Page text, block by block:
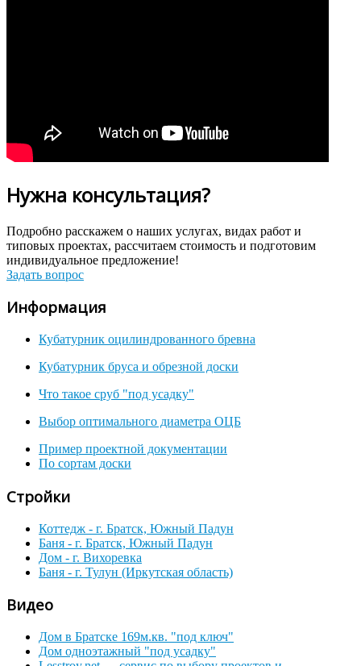
Нужна консультация?
Подробно расскажем о наших услугах, видах работ и
типовых проектах, рассчитаем стоимость и подготовим
индивидуальное предложение!
Задать вопрос
Информация
Кубатурник оцилиндрованного бревна
Кубатурник бруса и обрезной доски
Что такое сруб "под усадку"
Выбор оптимального диаметра ОЦБ
Пример проектной документации
По сортам доски
Стройки
Коттедж - г. Братск, Южный Падун
Баня - г. Братск, Южный Падун
Дом - г. Вихоревка
Баня - г. Тулун (Иркутская область)
Видео
Дом в Братске 169м.кв. "под ключ"
Дом одноэтажный "под усадку"